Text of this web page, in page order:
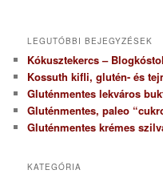
LEGUTÓBBI BEJEGYZÉSEK
Kókusztekercs –
Kossuth kifli, glutén- és
Gluténmentes lekváros
Gluténmentes, paleo
Gluténmentes krémes
KATEGÓRIA